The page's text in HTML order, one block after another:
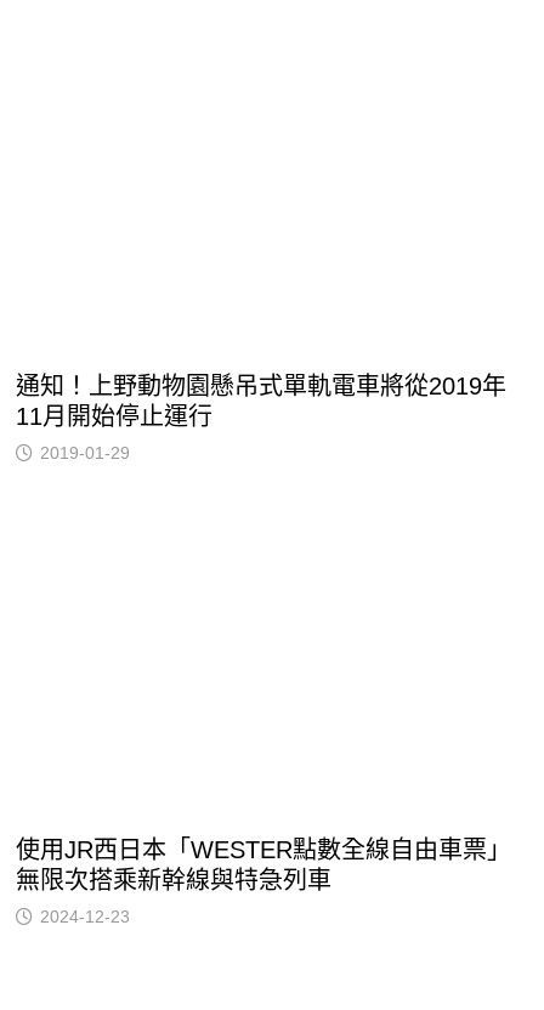
通知！上野動物園懸吊式單軌電車將從2019年
11月開始停止運行
2019-01-29
使用JR西日本「WESTER點數全線自由車票」
無限次搭乘新幹線與特急列車
2024-12-23